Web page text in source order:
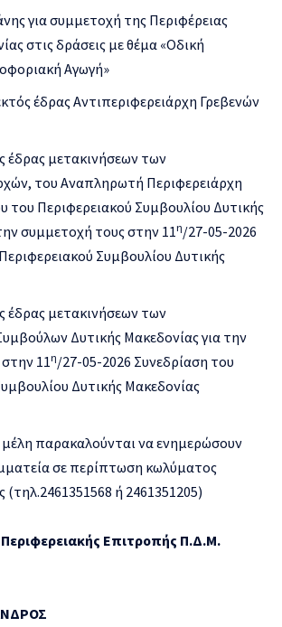
για συμμετοχή της Περιφέρειας
στις δράσεις με θέμα «Οδική
Αγωγή»
έδρας Αντιπεριφερειάρχη Γρεβενών
έδρας μετακινήσεων των
του Αναπληρωτή Περιφερειάρχη
του Περιφερειακού Συμβουλίου Δυτικής
συμμετοχή τους στην 11η/27-05-2026
Συμβουλίου Δυτικής
έδρας μετακινήσεων των
Δυτικής Μακεδονίας για την
11η/27-05-2026 Συνεδρίαση του
Δυτικής Μακεδονίας
παρακαλούνται να ενημερώσουν
σε περίπτωση κωλύματος
ή 2461351205)
Επιτροπής Π.Δ.Μ.